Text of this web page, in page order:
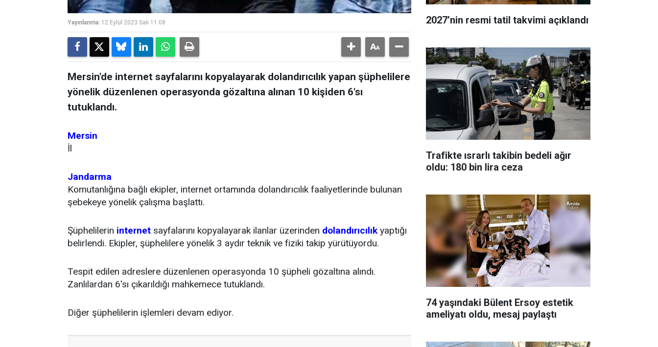
Yayınlanma: 12 Eylül 2023 Salı 11:08
Mersin'de internet sayfalarını kopyalayarak dolandırıcılık yapan şüphelilere
yönelik düzenlenen operasyonda gözaltına alınan 10 kişiden 6'sı
tutuklandı.
Mersin
İl
Jandarma
Komutanlığına bağlı ekipler, internet ortamında dolandırıcılık faaliyetlerinde bulunan
şebekeye yönelik çalışma başlattı.
Şüphelilerin internet sayfalarını kopyalayarak ilanlar üzerinden dolandırıcılıkyaptığı
belirlendi. Ekipler, şüphelilere yönelik 3 aydır teknik ve fiziki takip yürütüyordu.
Tespit edilen adreslere düzenlenen operasyonda 10 şüpheli gözaltına alındı.
Zanlılardan 6'sı çıkarıldığı mahkemece tutuklandı.
Diğer şüphelilerin işlemleri devam ediyor.
2027’nin resmi tatil takvimi açıklandı
Trafikte ısrarlı takibin bedeli ağır
oldu: 180 bin lira ceza
74 yaşındaki Bülent Ersoy estetik
ameliyatı oldu, mesaj paylaştı